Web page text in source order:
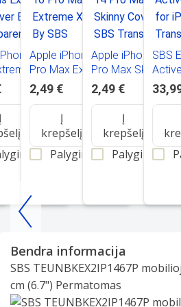
16
X2
SBS
Apple iPhone 16
Pro Max Extreme
X2 Cover By SBS
Transparent
2,49 €
Į
krepšelį
Palyginti
Apple iPhone 14
Pro Max Skinny
Cover By SBS
Transparent
2,49 €
Į
krepšelį
Palyginti
SBS
for
Item
25
Bendra informacija
SBS TEUNBKEX2IP1467P
cm (6.7") Permatomas